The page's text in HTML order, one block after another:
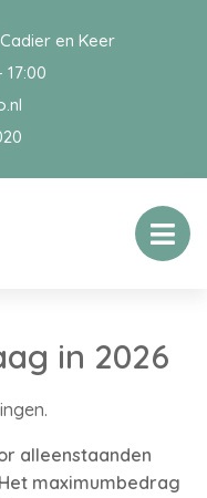
en Keer
in 2026
alleenstaanden
maximumbedrag